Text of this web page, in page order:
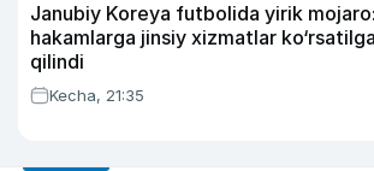
Janubiy Koreya futbolida yirik
hakamlarga jinsiy xizmatlar
qilindi
Kecha, 21:35